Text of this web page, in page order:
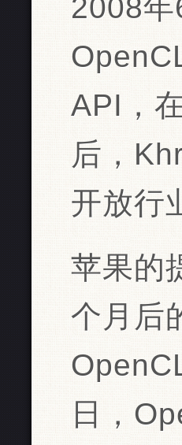
2008
API，
后，
开放行
苹果的
个月后
日，